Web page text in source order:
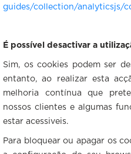
guides/collection/analyticsjs/
É possível desactivar a
Sim, os cookies podem ser
entanto, ao realizar esta
melhoria contínua que
nossos clientes e algumas
estar acessiveis.
Para bloquear ou apagar os